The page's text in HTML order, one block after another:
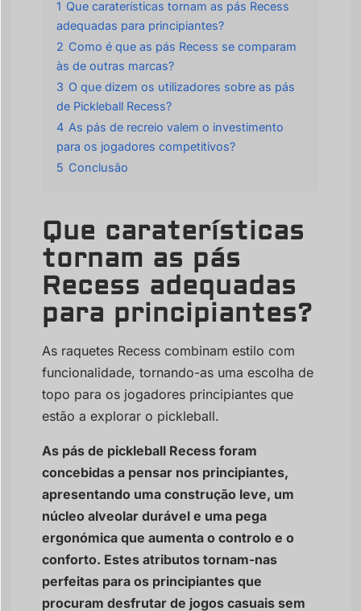
1 Que caraterísticas tornam as pás Recess
adequadas para principiantes?
2 Como é que as pás Recess se comparam
às de outras marcas?
3 O que dizem os utilizadores sobre as pás
de Pickleball Recess?
4 As pás de recreio valem o investimento
para os jogadores competitivos?
5 Conclusão
Que caraterísticas
tornam as pás
Recess adequadas
para principiantes?
As raquetes Recess combinam estilo com
funcionalidade, tornando-as uma escolha de
topo para os jogadores principiantes que
estão a explorar o pickleball.
As pás de pickleball Recess foram
concebidas a pensar nos principiantes,
apresentando uma construção leve, um
núcleo alveolar durável e uma pega
ergonómica que aumenta o controlo e o
conforto. Estes atributos tornam-nas
perfeitas para os principiantes que
procuram desfrutar de jogos casuais sem